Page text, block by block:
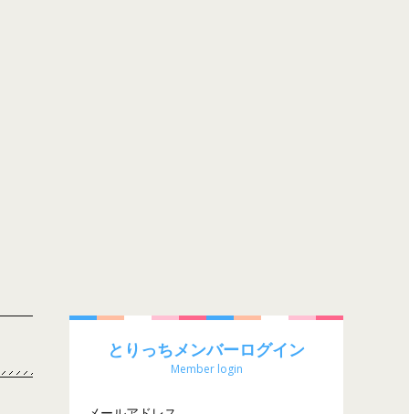
とりっちメンバーログイン
Member login